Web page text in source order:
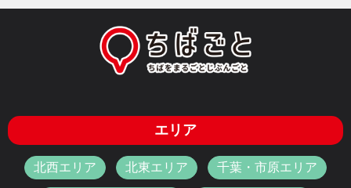
エリア
北西エリア 北東エリア 千葉・市原エリア